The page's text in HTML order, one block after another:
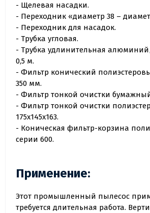
- Щелевая насадки.
- Переходник «диаметр 38 –
- Переходник для насадок.
- Трубка угловая.
- Трубка удлинительная
0,5 м.
- Фильтр конический
350 мм.
- Фильтр тонкой очистки бумажный
- Фильтр тонкой очистки
175х145х163.
- Коническая фильтр-корзина
серии 600.
Применение:
Этот промышленный пылесос
требуется длительная работа.